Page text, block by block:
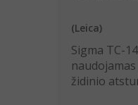
(Leica)
Sigma TC-
židinio